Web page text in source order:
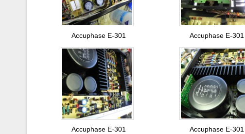
Accuphase E-301 Accuphase E-301
Accuphase E-301 Accuphase E-301